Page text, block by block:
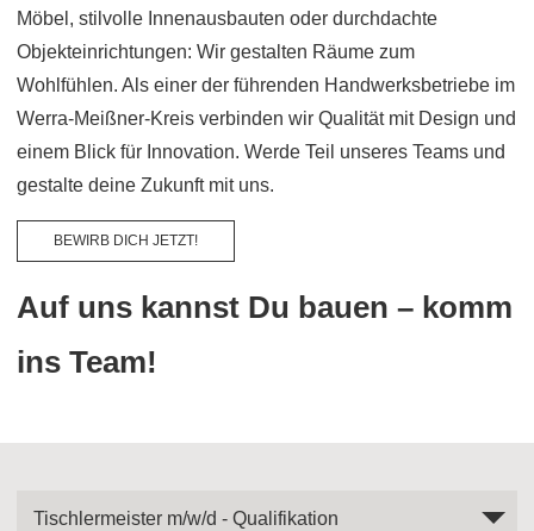
Möbel, stilvolle Innenausbauten oder durchdachte
Objekteinrichtungen: Wir gestalten Räume zum
Wohlfühlen. Als einer der führenden Handwerksbetriebe im
Werra-Meißner-Kreis verbinden wir Qualität mit Design und
einem Blick für Innovation. Werde Teil unseres Teams und
gestalte deine Zukunft mit uns.
BEWIRB DICH JETZT!
Auf uns kannst Du bauen – komm
ins Team!
Tischlermeister m/w/d - Qualifikation